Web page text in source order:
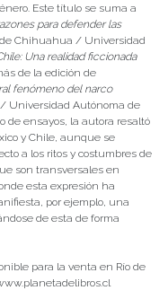
Este título se suma a
para defender las
Chihuahua / Universidad
Una realidad ficcionada
de la edición de
fenómeno del narco
Universidad Autónoma de
de ensayos, la autora resaltó
y Chile, aunque se
a los ritos y costumbres de
son transversales en
esta expresión ha
por ejemplo, una
de esta de forma
para la venta en Río de